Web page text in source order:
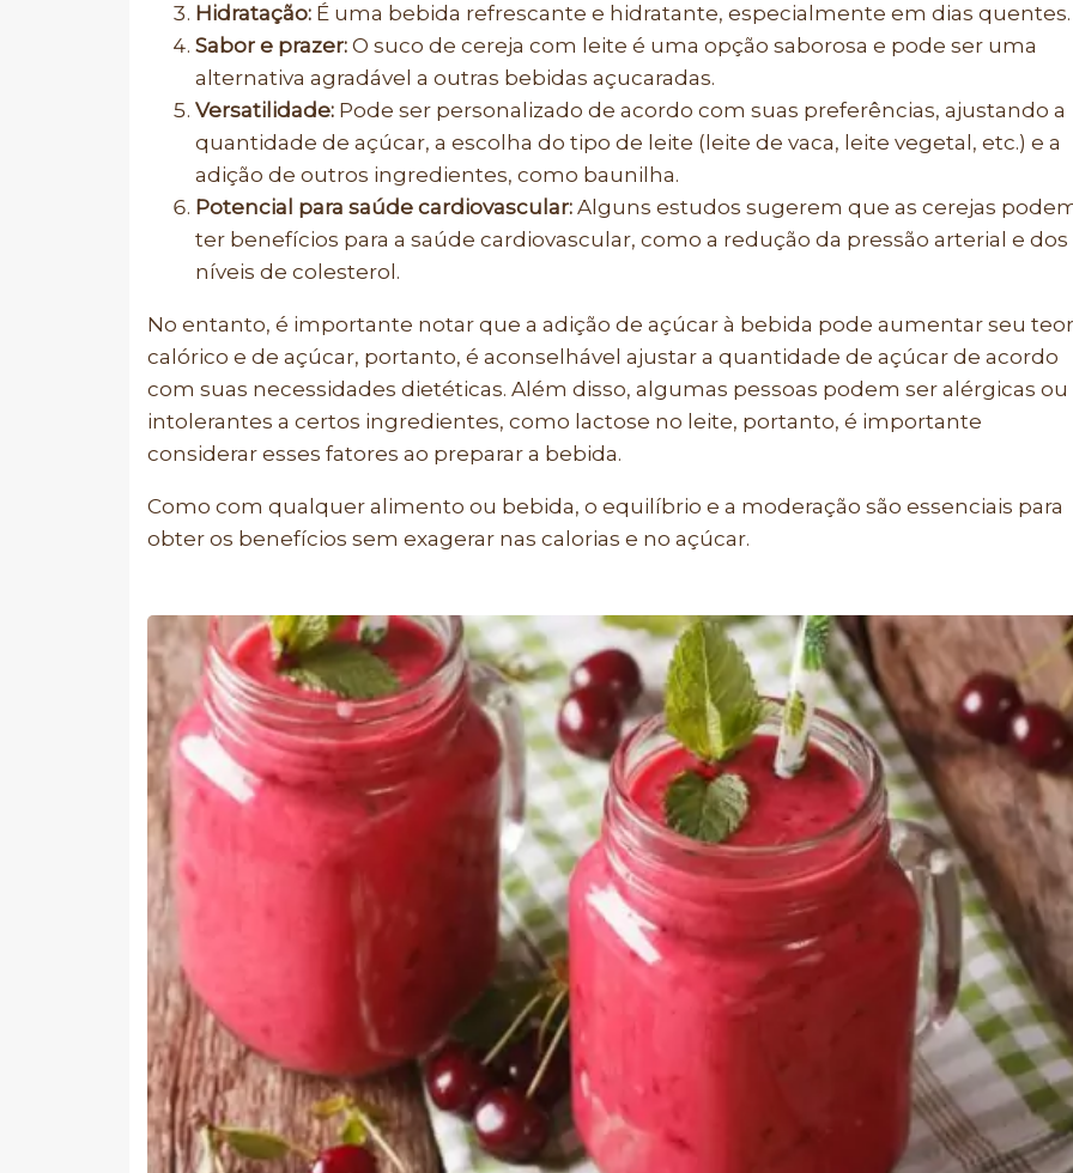
Hidratação: É uma bebida refrescante e hidratante, especialmente em dias quentes.
Sabor e prazer: O suco de cereja com leite é uma opção saborosa e pode ser uma
alternativa agradável a outras bebidas açucaradas.
Versatilidade: Pode ser personalizado de acordo com suas preferências, ajustando a
quantidade de açúcar, a escolha do tipo de leite (leite de vaca, leite vegetal, etc.) e a
adição de outros ingredientes, como baunilha.
Potencial para saúde cardiovascular: Alguns estudos sugerem que as cerejas
ter benefícios para a saúde cardiovascular, como a redução da pressão arterial e dos
níveis de colesterol.
No entanto, é importante notar que a adição de açúcar à bebida pode aumentar seu teor
calórico e de açúcar, portanto, é aconselhável ajustar a quantidade de açúcar de acordo
com suas necessidades dietéticas. Além disso, algumas pessoas podem ser alérgicas ou
intolerantes a certos ingredientes, como lactose no leite, portanto, é importante
considerar esses fatores ao preparar a bebida.
Como com qualquer alimento ou bebida, o equilíbrio e a moderação são essenciais para
obter os benefícios sem exagerar nas calorias e no açúcar.